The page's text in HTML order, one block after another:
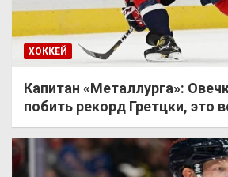
ХОККЕЙ
Капитан «Металлурга»:
побить рекорд Гретцки, это